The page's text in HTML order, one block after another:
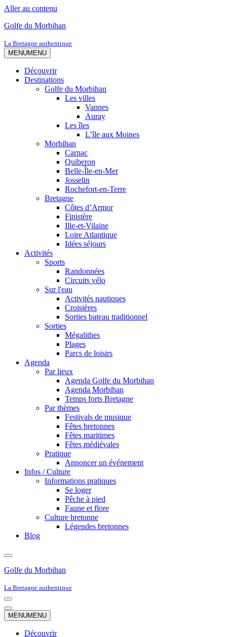
Aller au contenu
Golfe du Morbihan
La Bretagne authentique
MENUMENU
Découvrir
Destinations
Golfe du Morbihan
Les villes
Vannes
Auray
Les îles
L’île aux Moines
Morbihan
Carnac
Quiberon
Belle-Île-en-Mer
Josselin
Rochefort-en-Terre
Bretagne
Côtes d’Armor
Finistère
Ille-et-Vilaine
Loire Atlantique
Idées séjours
Activités
Sports
Randonnées
Circuits vélo
Sur l'eau
Activités nautiques
Croisières
Sorties bateau traditionnel
Sorties
Mégalithes
Plages
Parcs de loisirs
Agenda
Par lieux
Agenda Golfe du Morbihan
Agenda Morbihan
Temps forts Bretagne
Par thèmes
Festivals de musique
Fêtes bretonnes
Fêtes maritimes
Fêtes médiévales
Pratique
Annoncer un événement
Infos / Culture
Informations pratiques
Se loger
Pêche à pied
Faune et flore
Culture bretonne
Légendes bretonnes
Blog
Golfe du Morbihan
La Bretagne authentique
Menu
de
navigation
Menu
de
MENUMENU
Découvrir